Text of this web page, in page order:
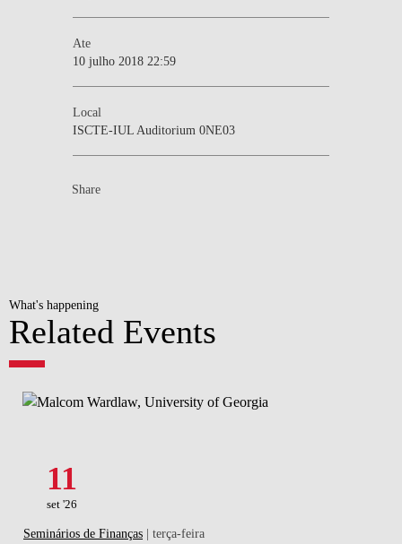
Ate
10 julho 2018 22:59
Local
ISCTE-IUL Auditorium 0NE03
Share
What's happening
Related Events
11
set '26
Seminários de Finanças | terça-feira